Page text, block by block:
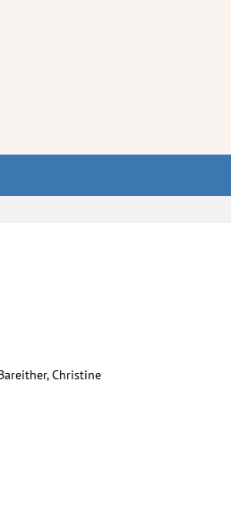
Christine